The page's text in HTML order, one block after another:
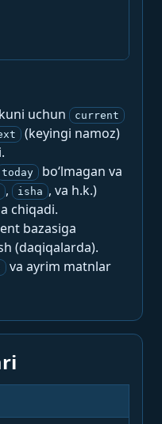
uchun current
(keyingi namoz)
today
bo‘lmagan va
, isha , va h.k.)
chiqadi.
bazasiga
(daqiqalarda).
va ayrim matnlar